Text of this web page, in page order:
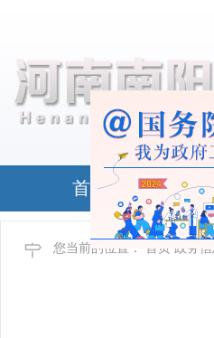
首页
您当前的位置： 首页 政务信